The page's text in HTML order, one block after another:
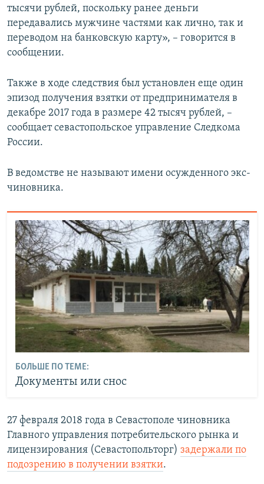
тысячи рублей, поскольку ранее деньги
передавались мужчине частями как лично, так и
переводом на банковскую карту», – говорится в
сообщении.
Также в ходе следствия был установлен еще один
эпизод получения взятки от предпринимателя в
декабре 2017 года в размере 42 тысяч рублей, –
сообщает севастопольское управление Следкома
России.
В ведомстве не называют имени осужденного экс-
чиновника.
БОЛЬШЕ ПО ТЕМЕ:
Документы или снос
27 февраля 2018 года в Севастополе чиновника
Главного управления потребительского рынка и
лицензирования (Севастопольторг) задержали по
подозрению в получении взятки.